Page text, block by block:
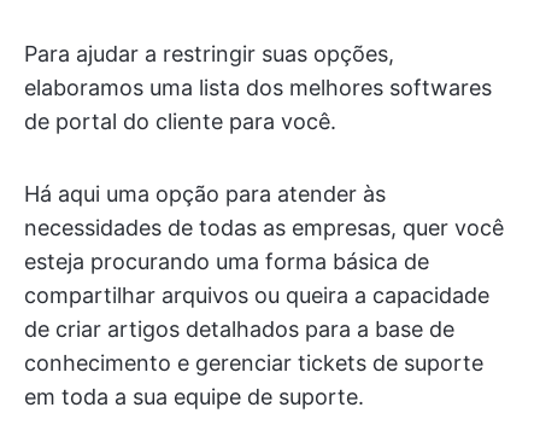
Para ajudar a restringir suas opções,
elaboramos uma lista dos melhores softwares
de portal do cliente para você.
Há aqui uma opção para atender às
necessidades de todas as empresas, quer você
esteja procurando uma forma básica de
compartilhar arquivos ou queira a capacidade
de criar artigos detalhados para a base de
conhecimento e gerenciar tickets de suporte
em toda a sua equipe de suporte.